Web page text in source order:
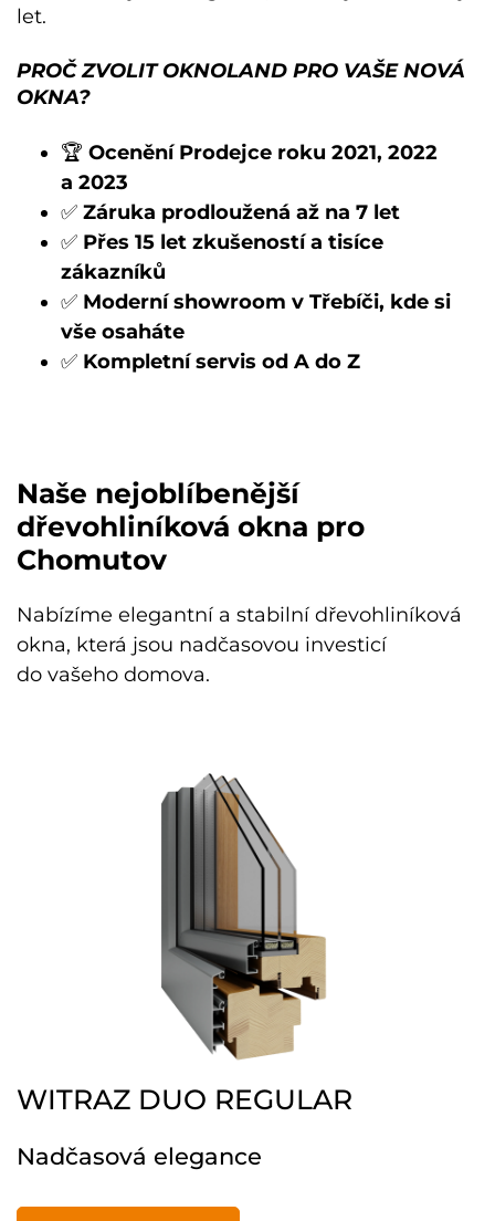
let.
PROČ ZVOLIT OKNOLAND PRO VAŠE NOVÁ
OKNA?
🏆 Ocenění Prodejce roku 2021, 2022
a 2023
✅ Záruka prodloužená až na 7 let
✅ Přes 15 let zkušeností a tisíce
zákazníků
✅ Moderní showroom v Třebíči, kde si
vše osaháte
✅ Kompletní servis od A do Z
Naše nejoblíbenější
dřevohliníková okna pro
Chomutov
Nabízíme elegantní a stabilní dřevohliníková
okna, která jsou nadčasovou investicí
do vašeho domova.
WITRAZ DUO REGULAR
Nadčasová elegance